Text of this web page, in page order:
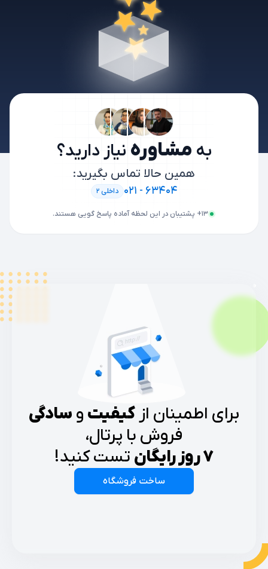
به مشاوره نیاز دارید؟
همین حالا تماس بگیرید:
۰۲۱ - ۶۳۴۰۴ داخلی ۲
13+ پشتیبان در این لحظه آماده پاسخ گویی هستند.
برای اطمینان از کیفیت و سادگی
فروش با پرتال،
۷ روز رایگان
تست کنید!
ساخت فروشگاه